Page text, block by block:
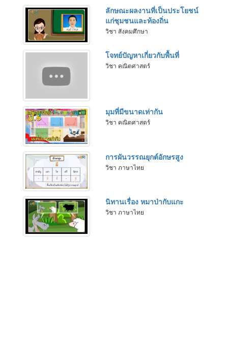
ลักษณะผลงานที่เป็นประโยชน์
แก่ชุมชนและท้องถิ่น
วิชา สังคมศึกษา
โจทย์ปัญหาเกี่ยวกับพื้นที่
วิชา คณิตศาสตร์
มุมที่มีขนาดเท่ากัน
วิชา คณิตศาสตร์
การผันวรรณยุกต์อักษรสูง
วิชา ภาษาไทย
นิทานเรื่อง หมาป่ากับแกะ
วิชา ภาษาไทย